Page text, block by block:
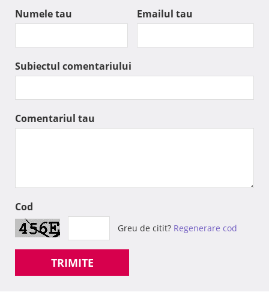
Numele tau Emailul tau
Subiectul comentariului
Comentariul tau
Cod
Greu de citit? Regenerare cod
TRIMITE